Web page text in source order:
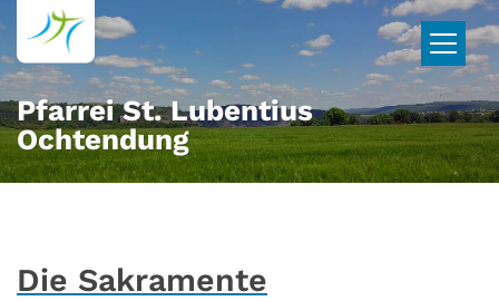
Zum Inhalt springen
Pfarrei St. Lubentius
Ochtendung
Die Sakramente